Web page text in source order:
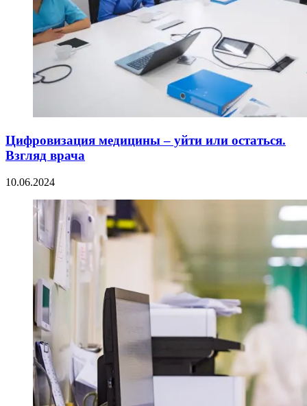
Цифровизация медицины – уйти или остаться.
Взгляд врача
10.06.2024